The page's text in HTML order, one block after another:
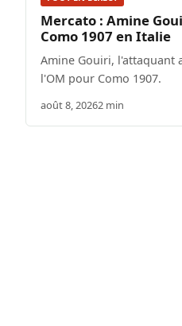
Mercato : Amine
Como 1907 en Italie
Amine Gouiri,
l'OM pour Como 1907.
août 8, 20262 min